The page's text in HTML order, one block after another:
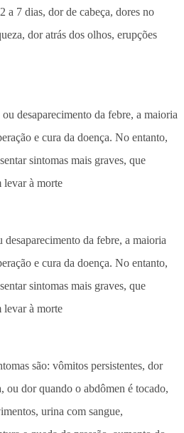
a 7 dias, dor de cabeça, dores no
dor atrás dos olhos, erupções
da febre, a maioria
e cura da doença. No entanto,
sintomas mais graves, que
levar à morte